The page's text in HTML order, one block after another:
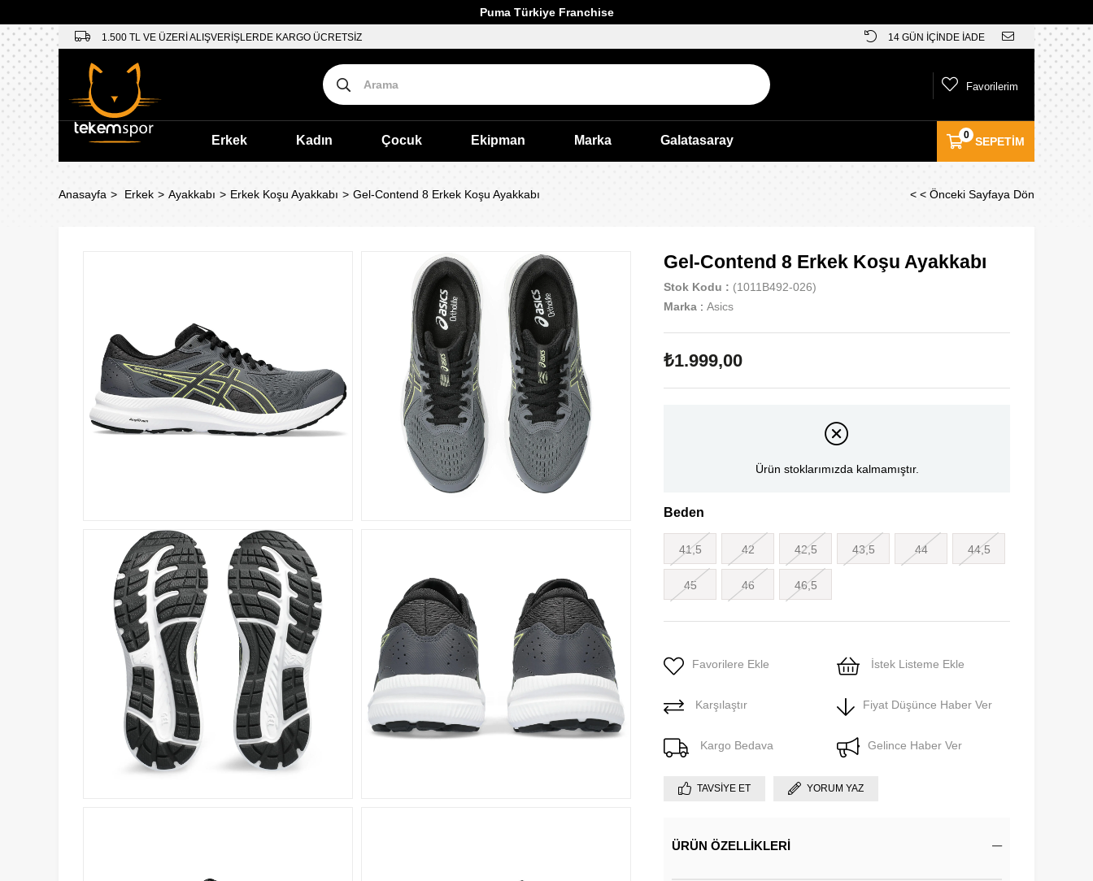
Puma Türkiye Franchise
1.500 TL VE ÜZERİ ALIŞVERİŞLERDE KARGO ÜCRETSİZ 14 GÜN İÇİNDE İADE
SEPETIM
0
Favorilerim
Erkek Kadın Çocuk Ekipman Marka Galatasaray
Anasayfa Erkek Ayakkabı Erkek Koşu Ayakkabı Gel-Contend 8 Erkek Koşu Ayakkabı < < Önceki Sayfaya Dön
Gel-Contend 8 Erkek Koşu Ayakkabı
Stok Kodu
(1011B492-026)
Marka : Asics
₺1.999,00
Ürün stoklarımızda kalmamıştır.
Beden
41,5 42 42,5 43,5 44 44,5
45 46 46,5
Favorilere Ekle İstek Listeme Ekle
Karşılaştır Fiyat Düşünce Haber Ver
Kargo Bedava Gelince Haber Ver
TAVSIYE ET YORUM YAZ
ÜRÜN ÖZELLIKLERI